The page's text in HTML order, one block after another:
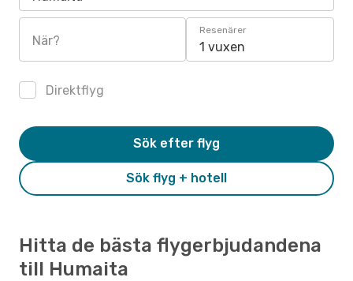
När?
Resenärer
1 vuxen
Direktflyg
Sök flyg + hotell
Sök efter flyg
Hitta de bästa flygerbjudandena
till Humaita